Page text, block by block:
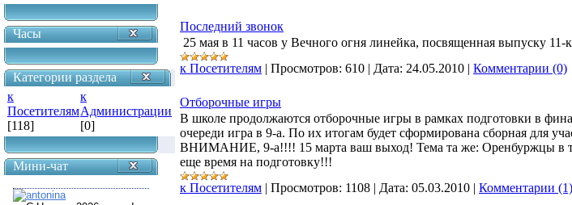
Часы
Категории раздела
к
Посетителям
[118]
к
Администрации
[0]
Мини-чат
Последний звонок
25 мая в 11 часов у Вечного огня линейка, посвященная выпуску 11-
к Посетителям | Просмотров: 610 | Дата: 24.05.2010 | Комментарии (0)
Отборочные игры
В школе продолжаются отборочные игры в рамках подготовки в
очереди игра в 9-а. По их итогам будет сформирована сборная для
ВНИМАНИЕ, 9-а!!!! 15 марта ваш выход! Тема та же: Оренбуржцы в
еще время на подготовку!!!
к Посетителям | Просмотров: 1108 | Дата: 05.03.2010 | Комментарии (1)